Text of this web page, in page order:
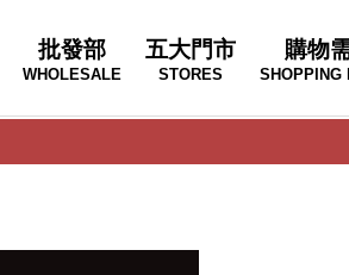
批發部
WHOLESALE
五大門市
STORES
購物
SHOPPING